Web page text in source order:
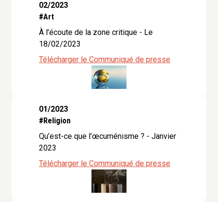
02/2023
#Art
À l’écoute de la zone critique - Le
18/02/2023
Télécharger le Communiqué de presse
01/2023
#Religion
Qu’est-ce que l’œcuménisme ? - Janvier
2023
Télécharger le Communiqué de presse